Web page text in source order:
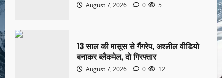
August 7, 2026 0 5
13 साल की मासूस से गैंगरेप, अश्लील वीडियो
बनाकर ब्लैकमेल, दो गिरफ्तार
August 7, 2026 0 12